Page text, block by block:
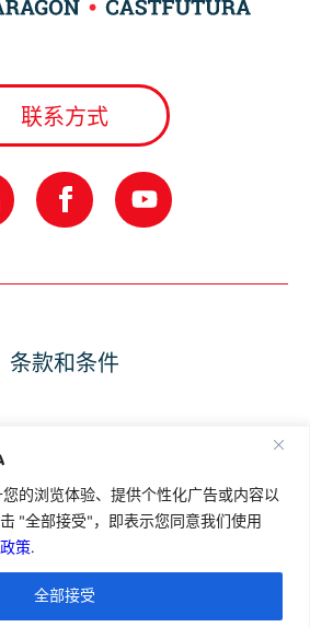
的浏览体验、提供个性化广告或内容以
"全部接受"，即表示您同意我们使用
策.
全部接受
联系方式
条款和条件
使用条款